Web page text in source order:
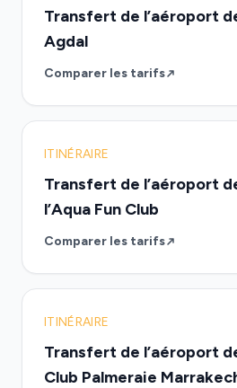
Transfert de l’aéroport
Agdal
Comparer les tarifs
ITINÉRAIRE
Transfert de l’aéroport
l’Aqua Fun Club
Comparer les tarifs
ITINÉRAIRE
Transfert de l’aéroport
Club Palmeraie